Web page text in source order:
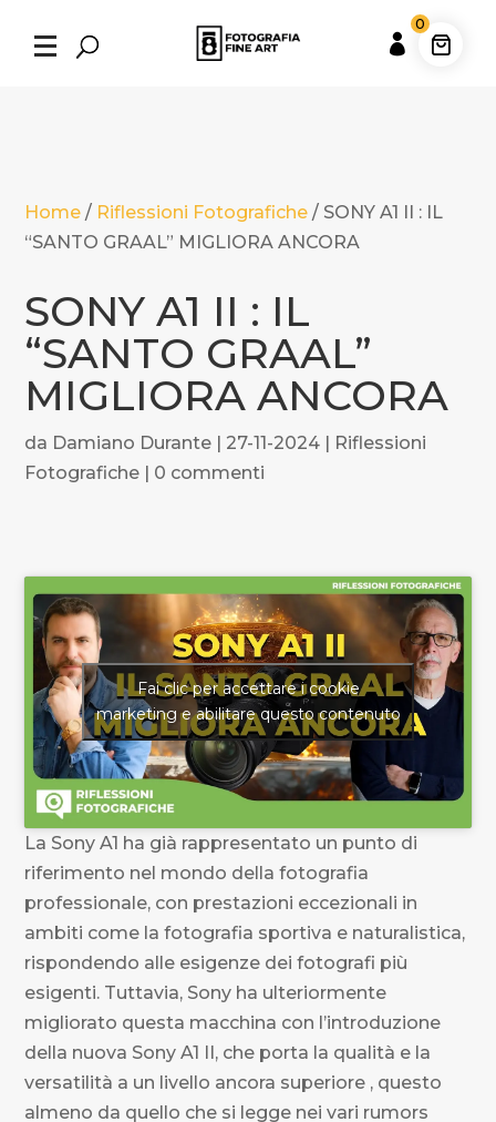

Home / Riflessioni Fotografiche / SONY A1 II : IL
“SANTO GRAAL” MIGLIORA ANCORA
SONY A1 II : IL
“SANTO GRAAL”
MIGLIORA ANCORA
da Damiano Durante | 27-11-2024 | Riflessioni
Fotografiche | 0 commenti
Fai clic per accettare i cookie
marketing e abilitare questo contenuto
La Sony A1 ha già rappresentato un punto di
riferimento nel mondo della fotografia
professionale, con prestazioni eccezionali in
ambiti come la fotografia sportiva e naturalistica,
rispondendo alle esigenze dei fotografi più
esigenti. Tuttavia, Sony ha ulteriormente
migliorato questa macchina con l’introduzione
della nuova Sony A1 II, che porta la qualità e la
versatilità a un livello ancora superiore , questo
almeno da quello che si legge nei vari rumors
0